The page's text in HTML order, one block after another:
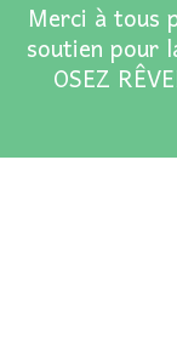
Merci à
soutien pour
OSEZ